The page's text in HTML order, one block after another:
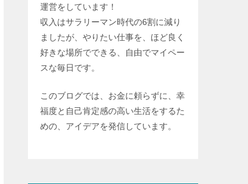
運営をしています！
収入はサラリーマン時代の6割に減り
ましたが、やりたい仕事を、ほど良く
好きな場所でできる、自由でマイペー
スな毎日です。
このブログでは、お金に頼らずに、幸
福度と自己肯定感の高い生活をするた
めの、アイデアを発信しています。